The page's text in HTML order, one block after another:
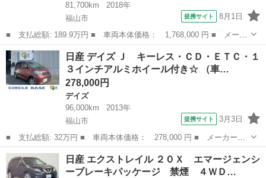
81,700km
2018年
福山市
提携サイト 8月1日
■ 支払総額: 189.9万円 ■ 車両本体価格： 1,768,000 円 ■ メーカ
ー名： 日産 ■ 車種名： エルグランド ■ グレード名： ライダ
ー サンルーフ 純正８型ナビ 後席モニター 全周囲カメラ 両側
電動ドア...
広島 福山市 エルグランド
日産 デイズ Ｊ キーレス・ＣＤ・ＥＴＣ・１
３インチアルミホイール付き☆ （車…
278,000円
デイズ
96,000km
2013年
福山市
提携サイト 3月3日
■ 支払総額: 32万円 ■ 車両本体価格： 278,000 円 ■ メーカー
名： 日産 ■ 車種名： デイズ ■ グレード名： Ｊ キーレス・
ＣＤ・ＥＴＣ・１３インチアルミホイール付き☆ ■ 排気量： 660cc
■ ド...
広島 福山市 デイズ
日産 エクストレイル ２０Ｘ エマージェンシ
ーブレーキパッケージ 禁煙 ４ＷＤ…